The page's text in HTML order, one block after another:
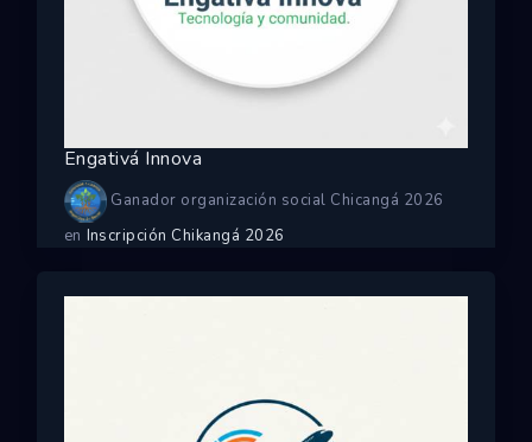
Engativá Innova
Ganador organización social Chicangá 2026
en Inscripción Chikangá 2026